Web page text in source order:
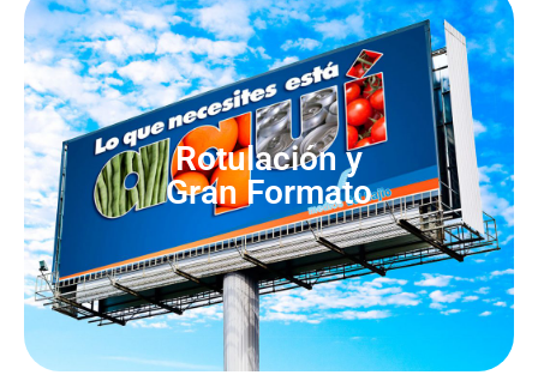
Rotulación y
Gran Formato